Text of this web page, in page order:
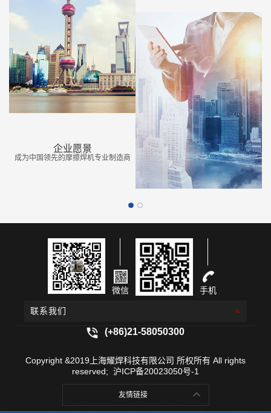
01
企业愿景
成为中国领先的摩擦焊机专业制造商
微信 手机
联系我们
(+86)21-58050300
Copyright &2019上海耀焊科技有限公司 所权所有 All rights
reserved; 沪ICP备20023050号-1
友情链接